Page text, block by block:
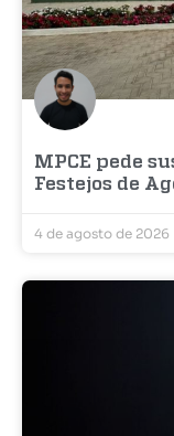
MPCE pede
Festejos de
4 de agosto de 2026